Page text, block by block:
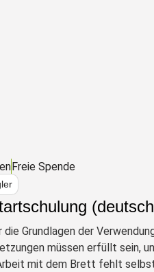
Freie Spende
Grundlagen der
müssen erfüllt sein,
mit dem Brett fehlt